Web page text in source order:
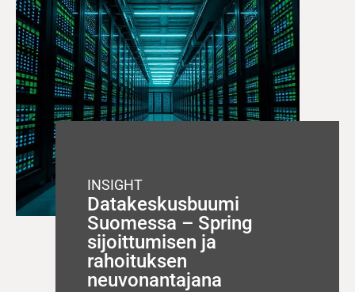
INSIGHT
Datakeskusbuumi
Suomessa – Spring
sijoittumisen ja
rahoituksen
neuvonantajana